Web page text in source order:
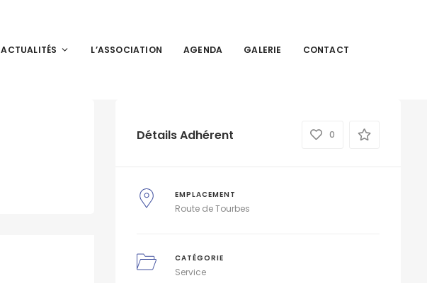
ACTUALITÉS L’ASSOCIATION AGENDA GALERIE CONTACT
Détails Adhérent 0
EMPLACEMENT
Route de Tourbes
CATÉGORIE
Service